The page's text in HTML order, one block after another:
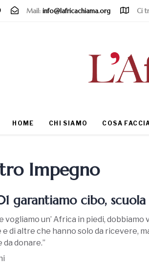
Mail: info@lafricachiama.org Ci
HOME CHI SIAMO COSA
Impegno
garantiamo cibo,
vogliamo un’ Africa in piedi,
e di altre che hanno solo da ricevere,
da donare.”